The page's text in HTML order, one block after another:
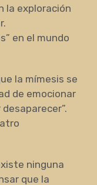
la exploración
en el mundo
la mímesis se
de emocionar
ninguna
que la